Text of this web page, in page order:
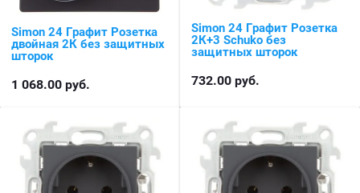
Simon 24 Графит Розетка
двойная 2К без защитных
шторок
1 068.00 руб.
Simon 24 Графит Розетка
2К+3 Sсhuko без
защитных шторок
732.00 руб.